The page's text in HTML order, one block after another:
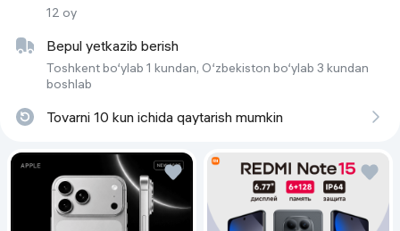
12 oy
Bepul yetkazib berish
Toshkent bo‘ylab 1 kundan, O‘zbekiston bo‘ylab 3 kundan
boshlab
Tovarni 10 kun ichida qaytarish mumkin